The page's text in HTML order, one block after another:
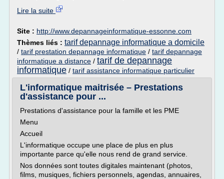
Lire la suite
Site : http://www.depannageinformatique-essonne.com
Thèmes liés : tarif depannage informatique a domicile
/ tarif prestation depannage informatique / tarif depannage
informatique a distance / tarif de depannage
informatique / tarif assistance informatique particulier
L'informatique maitrisée – Prestations
d'assistance pour ...
Prestations d'assistance pour la famille et les PME
Menu
Accueil
L'informatique occupe une place de plus en plus
importante parce qu'elle nous rend de grand service.
Nos données sont toutes digitales maintenant (photos,
films, musiques, fichiers personnels, agendas, annuaires,